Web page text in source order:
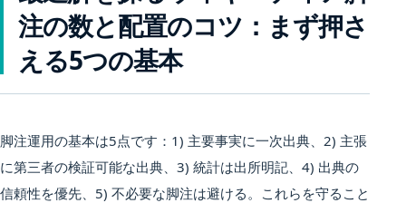
注の数と配置のコツ：まず押さ
える5つの基本
脚注運用の基本は5点です：1) 主要事実に一次出典、2) 主張
に第三者の検証可能な出典、3) 統計は出所明記、4) 出典の
信頼性を優先、5) 不必要な脚注は避ける。これらを守ること